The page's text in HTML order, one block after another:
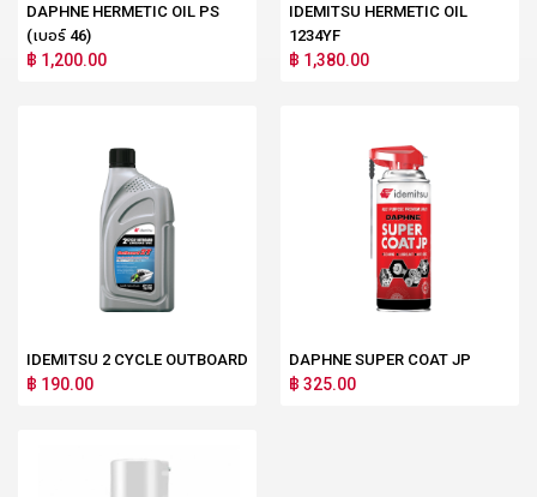
DAPHNE HERMETIC OIL PS
(เบอร์ 46)
฿ 1,200.00
IDEMITSU HERMETIC OIL
1234YF
฿ 1,380.00
IDEMITSU 2 CYCLE OUTBOARD
฿ 190.00
DAPHNE SUPER COAT JP
฿ 325.00